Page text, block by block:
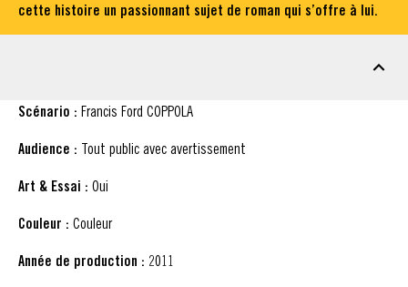
cette histoire un passionnant sujet de roman qui s’offre à lui.
Scénario : Francis Ford COPPOLA
Audience : Tout public avec avertissement
Art & Essai : Oui
Couleur : Couleur
Année de production : 2011